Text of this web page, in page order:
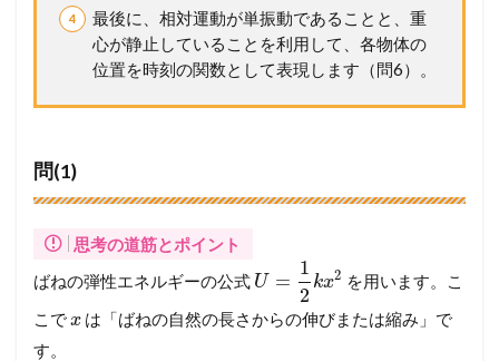
タ
ー
講
座
3
3
東
大
3.1
最後に、相対運動が単振動であることと、重
心が静止していることを利用して、各物体の
位置を時刻の関数として表現します（問6）。
問(1)
思考の道筋とポイント
ばねの弾性エネルギーの公式 U =
1
2
kx2 を用います。こ
こでx は「ばねの自然の長さからの伸びまたは縮み」で
す。